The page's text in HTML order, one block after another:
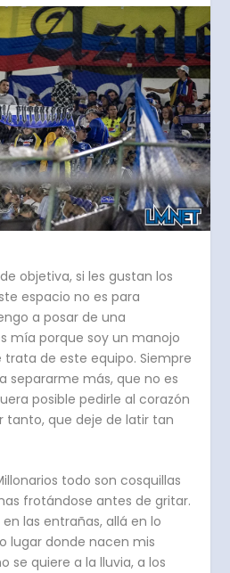
objetiva, si les gustan los
espacio no es para
a posar de una
mía porque soy un manojo
trata de este equipo. Siempre
separarme más, que no es
posible pedirle al corazón
tanto, que deje de latir tan
todo son cosquillas
frotándose antes de gritar.
las entrañas, allá en lo
lugar donde nacen mis
se quiere a la lluvia, a los